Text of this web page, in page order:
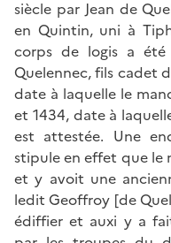
siècle par Jean de
en Quintin, uni à
corps de logis a
Quelennec, fils cadet
date à laquelle le
et 1434, date à
est attestée. Une
stipule en effet que le
et y avoit une
ledit Geoffroy [de
édiffier et auxi y a